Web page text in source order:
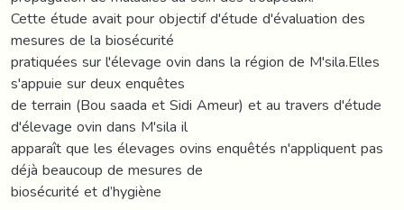
Cette étude avait pour objectif d'étude d'évaluation des
mesures de la biosécurité
pratiquées sur l'élevage ovin dans la région de M'sila.Elles
s'appuie sur deux enquêtes
de terrain (Bou saada et Sidi Ameur) et au travers d'étude
d'élevage ovin dans M'sila il
apparaît que les élevages ovins enquêtés n'appliquent pas
déjà beaucoup de mesures de
biosécurité et d’hygiène